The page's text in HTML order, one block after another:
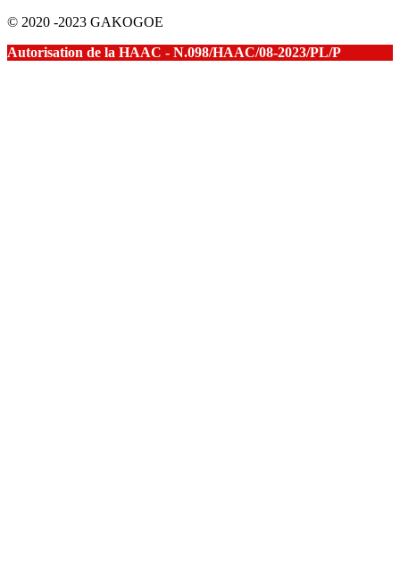
© 2020 -2023 GAKOGOE
Autorisation de la HAAC - N.098/HAAC/08-2023/PL/P